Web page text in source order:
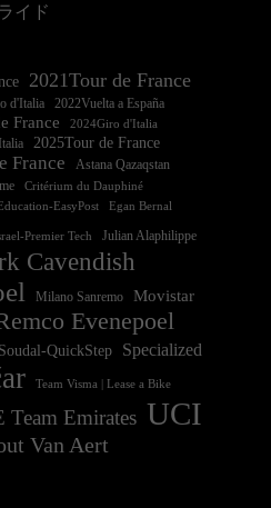
イド
2021Tour de France
2022Vuelta a España
France
2025Tour de France
France Astana Qazaqstan
Critérium du Dauphiné
EasyPost Egan Bernal
Premier Tech Julian Alaphilippe
Cavendish
Milano Sanremo
Movistar
Evenepoel
Soudal-QuickStep Specialized
Team Visma | Lease a Bike
Team Emirates UCI
Van Aert